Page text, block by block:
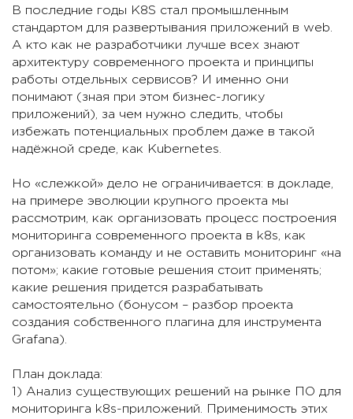
В последние годы K8S стал промышленным
стандартом для развертывания приложений в web.
А кто как не разработчики лучше всех знают
архитектуру современного проекта и принципы
работы отдельных сервисов? И именно они
понимают (зная при этом бизнес-логику
приложений), за чем нужно следить, чтобы
избежать потенциальных проблем даже в такой
надёжной среде, как Kubernetes.
Но «слежкой» дело не ограничивается: в докладе,
на примере эволюции крупного проекта мы
рассмотрим, как организовать процесс построения
мониторинга современного проекта в k8s, как
организовать команду и не оставить мониторинг «на
потом»; какие готовые решения стоит применять;
какие решения придется разрабатывать
самостоятельно (бонусом – разбор проекта
создания собственного плагина для инструмента
Grafana).
План доклада:
1) Анализ существующих решений на рынке ПО для
мониторинга k8s-приложений. Применимость этих